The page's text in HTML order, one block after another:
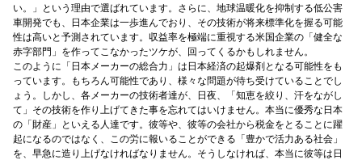
い。」という理由で選ばれています。さらに、地球温暖化を抑制する低公害
車開発でも、日本企業は一歩進んでおり、その技術が将来標準化を握る可能
性は高いと予測されています。収益率を極端に重視する米国企業の「健全な
赤字部門」を作ってこなかったツケが、回ってくるかもしれません。
このように「日本メーカーの総合力」は日本経済の起爆剤となる可能性をも
っています。もちろん可能性であり、様々な問題が待ち受けていることでし
ょう。しかし、各メーカーの技術者達が、日夜、「知恵を絞り、汗をながし
て」その技術を作り上げてきた事を忘れてはいけません。本当に優秀な日本
の「財産」といえる人達です。彼等や、彼等の会社から税金をとることに躍
起になるのではなく、この労に報いることができる「豊かで活力ある社会」
を、早急に造り上げなければなりません。そうしなければ、本当に彼等は日